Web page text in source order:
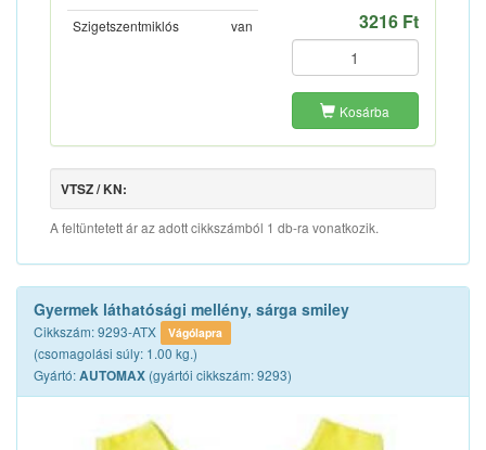
Szigetszentmiklós
van 3216 Ft
Kosárba
VTSZ / KN:
A feltüntetett ár az adott cikkszámból 1 db-ra vonatkozik.
Gyermek láthatósági mellény, sárga smiley
Cikkszám: 9293-ATX Vágólapra
(csomagolási súly: 1.00 kg.)
Gyártó:AUTOMAX (gyártói cikkszám: 9293)